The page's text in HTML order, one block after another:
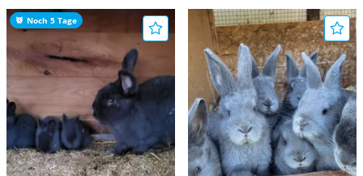
Noch 5 Tage